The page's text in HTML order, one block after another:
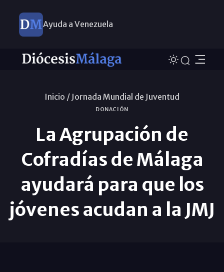
Ayuda a Venezuela
Inicio / Jornada Mundial de Juventud
DONACIÓN
La Agrupación de
Cofradías de Málaga
ayudará para que los
jóvenes acudan a la JMJ